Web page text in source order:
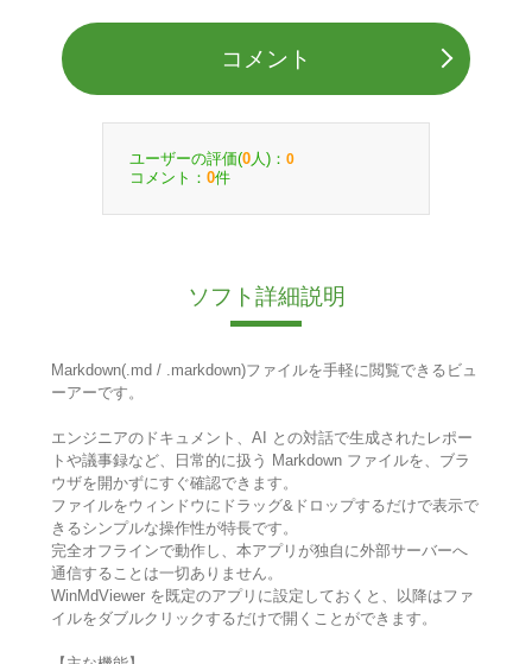
コメント
ユーザーの評価(0 人)： 0
コメント： 0件
ソフト詳細説明
Markdown(.md / .markdown)ファイルを手軽に閲覧できるビュ
ーアーです。
エンジニアのドキュメント、AI との対話で生成されたレポー
トや議事録など、日常的に扱う Markdown ファイルを、ブラ
ウザを開かずにすぐ確認できます。
ファイルをウィンドウにドラッグ&ドロップするだけで表示で
きるシンプルな操作性が特長です。
完全オフラインで動作し、本アプリが独自に外部サーバーへ
通信することは一切ありません。
WinMdViewer を既定のアプリに設定しておくと、以降はファ
イルをダブルクリックするだけで開くことができます。